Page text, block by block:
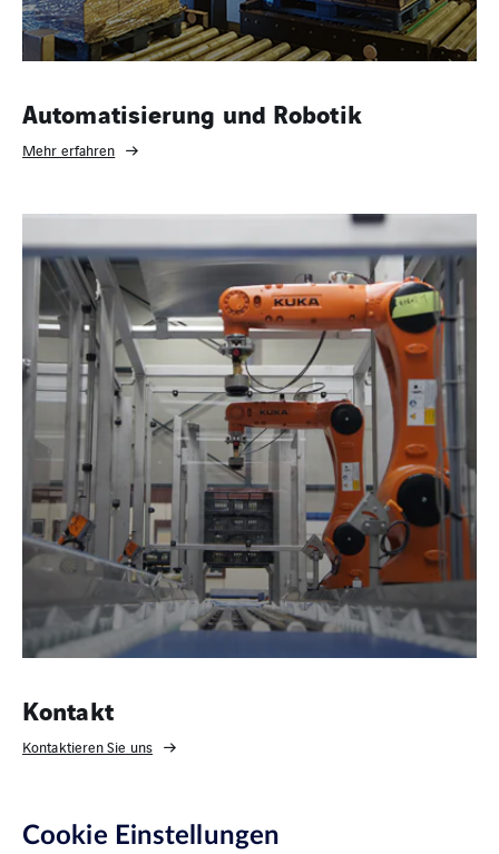
Automatisierung und Robotik
Mehr erfahren
Kontakt
Kontaktieren Sie uns
Cookie Einstellungen